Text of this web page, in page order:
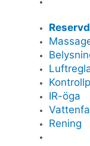
IR-öga
Rening